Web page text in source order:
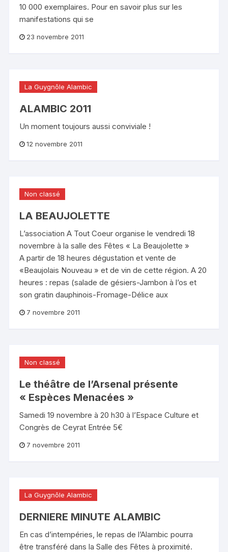
10 000 exemplaires. Pour en savoir plus sur les
manifestations qui se
23 novembre 2011
La Guygnôle Alambic
ALAMBIC 2011
Un moment toujours aussi conviviale !
12 novembre 2011
Non classé
LA BEAUJOLETTE
L’association A Tout Coeur organise le vendredi 18
novembre à la salle des Fêtes « La Beaujolette »
A partir de 18 heures dégustation et vente de
«Beaujolais Nouveau » et de vin de cette région. A 20
heures : repas (salade de gésiers-Jambon à l’os et
son gratin dauphinois-Fromage-Délice aux
7 novembre 2011
Non classé
Le théâtre de l’Arsenal présente
« Espèces Menacées »
Samedi 19 novembre à 20 h30 à l’Espace Culture et
Congrès de Ceyrat Entrée 5€
7 novembre 2011
La Guygnôle Alambic
DERNIERE MINUTE ALAMBIC
En cas d’intempéries, le repas de l’Alambic pourra
être transféré dans la Salle des Fêtes à proximité.